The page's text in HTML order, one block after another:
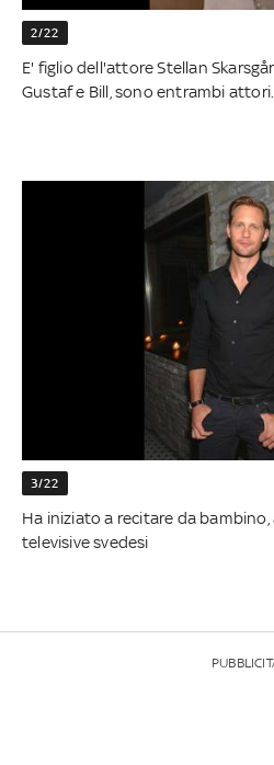
2/22
E' figlio dell'attore Stellan
Gustaf e Bill, sono entrambi
3/22
Ha iniziato a recitare da bambino,
televisive svedesi